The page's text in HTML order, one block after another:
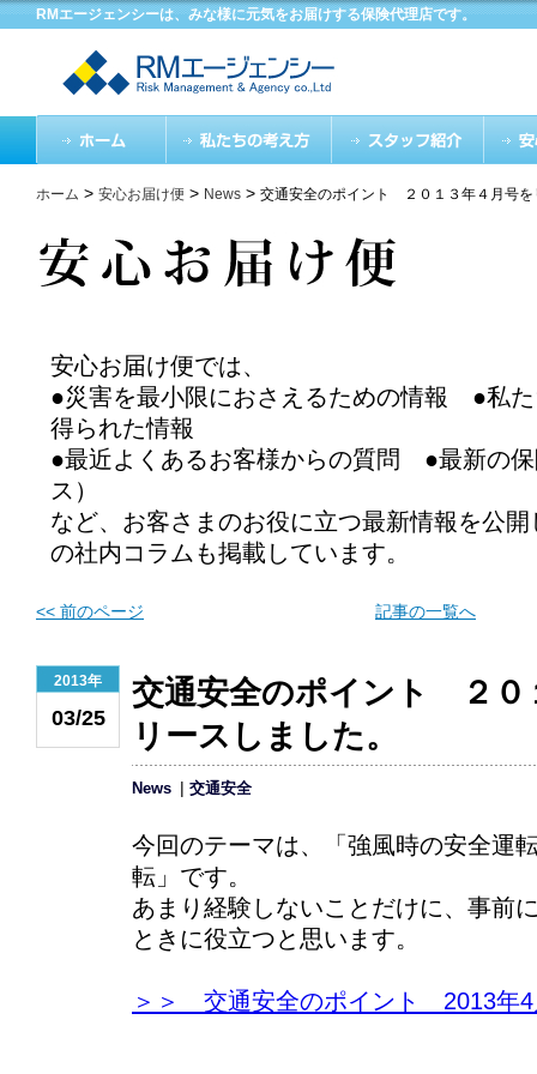
RMエージェンシーは、みな様に元気をお届けする保険代理店です。
ホーム > 安心お届け便 > News > 交通安全のポイント ２０１３年４月号を
安心お届け便では、
●災害を最小限におさえるための情報 ●私
得られた情報
●最近よくあるお客様からの質問 ●最新の
ス）
など、お客さまのお役に立つ最新情報を公
の社内コラムも掲載しています。
<< 前のページ 記事の一覧へ
2013年
03/25
交通安全のポイント ２０
リースしました。
News 交通安全
今回のテーマは、「強風時の安全運
転」です。
あまり経験しないことだけに、事前
ときに役立つと思います。
＞＞ 交通安全のポイント 2013年4